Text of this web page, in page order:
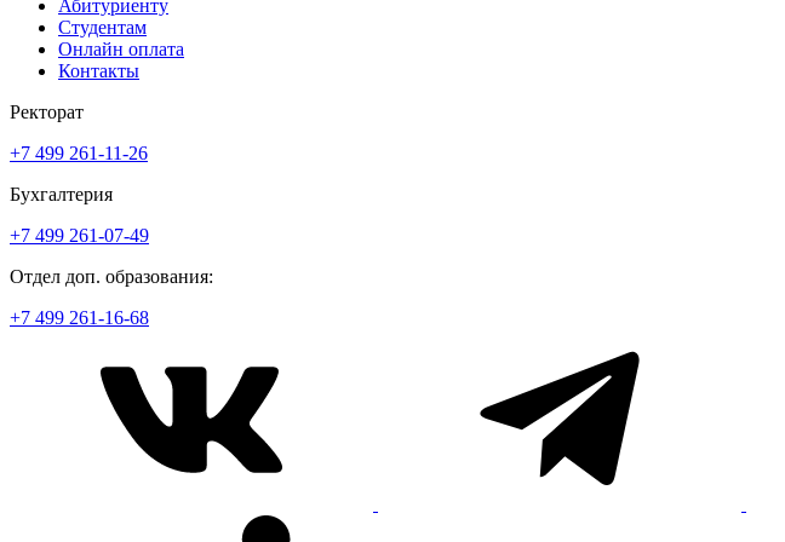
Абитуриенту
Студентам
Онлайн оплата
Контакты
Ректорат
+7 499 261-11-26
Бухгалтерия
+7 499 261-07-49
Отдел доп. образования:
+7 499 261-16-68